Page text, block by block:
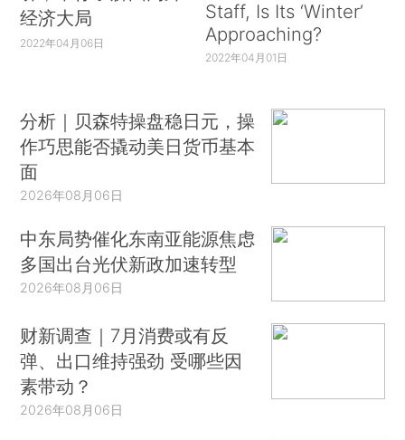
经济大局
2022年04月06日
Staff, Is Its ‘Winter’
Approaching?
2022年04月01日
分析｜贝森特操盘稳日元，操
作巧思能否撬动美日货币基本
面
2026年08月06日
中东局势催化东南亚能源焦虑
多国出台光伏新政加速转型
2026年08月06日
财新调查｜7月消费或有反
弹、出口维持强劲 受哪些因
素带动？
2026年08月06日